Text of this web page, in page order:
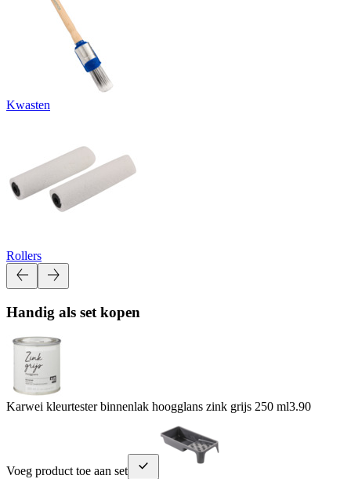
Kwasten
Rollers
Handig als set kopen
Karwei kleurtester binnenlak hoogglans zink grijs 250 ml3.90
Voeg product toe aan set